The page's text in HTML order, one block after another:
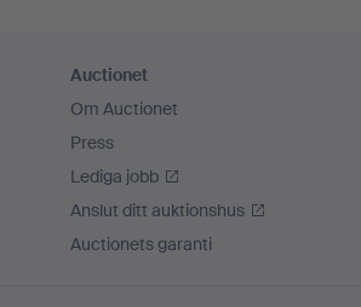
Auctionet
Om Auctionet
Press
Lediga jobb
Anslut ditt auktionshus
Auctionets garanti